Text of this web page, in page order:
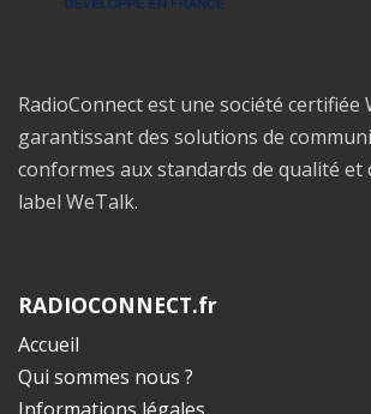
RadioConnect est une société certifiée
garantissant des solutions de
conformes aux standards de qualité et
label WeTalk.
RADIOCONNECT.fr
Accueil
Qui sommes nous ?